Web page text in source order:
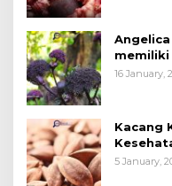
memiliki
16 January,
Kacang
Kue)
5 January,